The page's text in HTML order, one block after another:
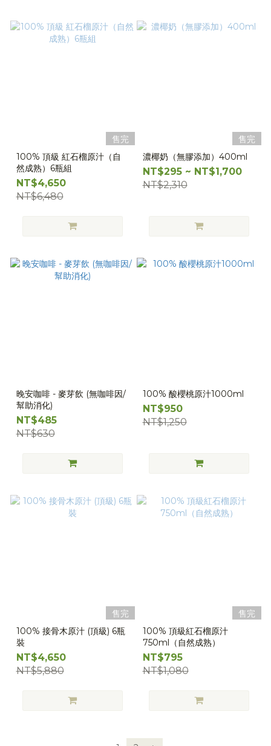
售完
100% 頂級 紅石榴原汁（自
然成熟）6瓶組
NT$4,650
NT$6,480
售完
濃椰奶（無膠添加）400ml
NT$295 ~ NT$1,700
NT$2,310
晚安咖啡 - 麥芽飲 (無咖啡因/
幫助消化)
NT$485
NT$630
100% 酸櫻桃原汁1000ml
NT$950
NT$1,250
售完
100% 接骨木原汁 (頂級) 6瓶
裝
NT$4,650
NT$5,880
售完
100% 頂級紅石榴原汁
750ml（自然成熟）
NT$795
NT$1,080